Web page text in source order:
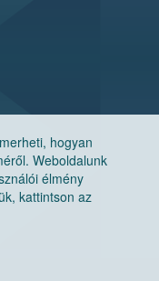
hogyan
Weboldalunk
élmény
kattintson az